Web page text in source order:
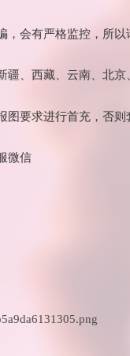
，会有严格监控，所
疆、西藏、云南、北
图要求进行首充，否则
微信